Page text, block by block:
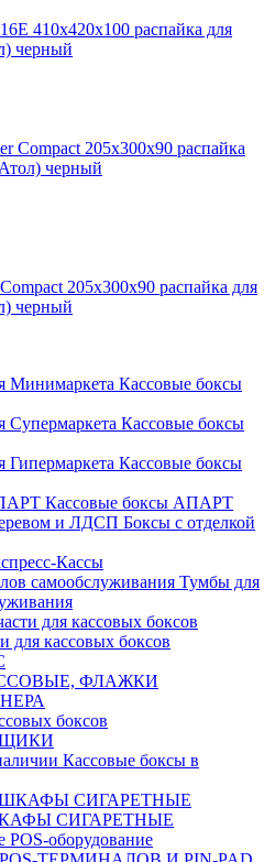
410x420x100 распайка для
черный
205x300x90 распайка для
черный
Кассовые боксы
Кассовые боксы
Кассовые боксы
Кассовые боксы АПАРТ
Боксы с отделкой
Кассы
Тумбы для
для кассовых боксов
ФЛАЖКИ
боксов
Кассовые боксы в
СИГАРЕТНЫЕ
POS-оборудование